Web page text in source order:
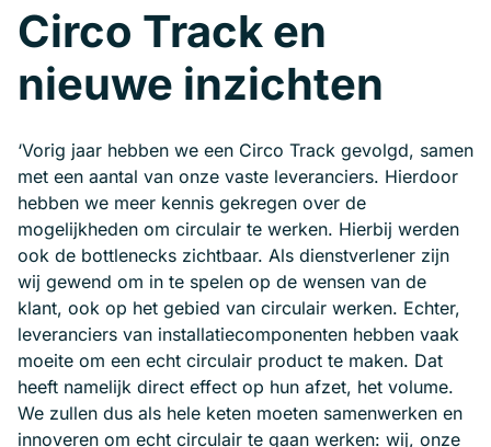
Circo Track en
nieuwe inzichten
‘Vorig jaar hebben we een Circo Track gevolgd, samen
met een aantal van onze vaste leveranciers. Hierdoor
hebben we meer kennis gekregen over de
mogelijkheden om circulair te werken. Hierbij werden
ook de bottlenecks zichtbaar. Als dienstverlener zijn
wij gewend om in te spelen op de wensen van de
klant, ook op het gebied van circulair werken. Echter,
leveranciers van installatiecomponenten hebben vaak
moeite om een echt circulair product te maken. Dat
heeft namelijk direct effect op hun afzet, het volume.
We zullen dus als hele keten moeten samenwerken en
innoveren om echt circulair te gaan werken: wij, onze